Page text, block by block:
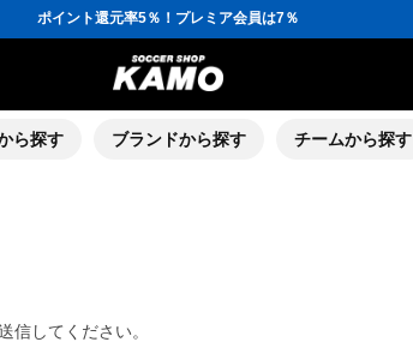
ポイント還元率5％！プレミア会員は7％
方にはお誕生月に「10％OFFクーポン」プレゼント！
16,000円(税込)以上でシューズケースプレゼント！
3,300円(税込)以上で送料無料！
ポイント還元率5％！プレミア会員は7％
方にはお誕生月に「10％OFFクーポン」プレゼント！
ら探す ブランドから探す チームから探す
信してください。